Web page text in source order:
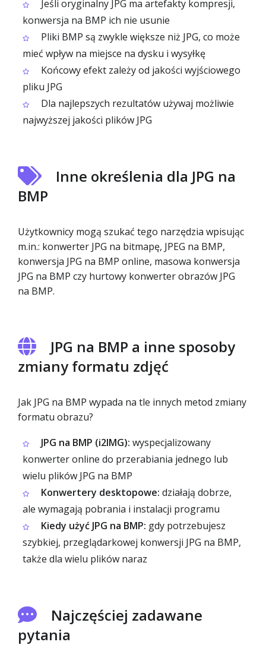
Jeśli oryginalny JPG ma artefakty kompresji,
konwersja na BMP ich nie usunie
Pliki BMP są zwykle większe niż JPG, co może
mieć wpływ na miejsce na dysku i wysyłkę
Końcowy efekt zależy od jakości wyjściowego
pliku JPG
Dla najlepszych rezultatów używaj możliwie
najwyższej jakości plików JPG
Inne określenia dla JPG na
BMP
Użytkownicy mogą szukać tego narzędzia wpisując
m.in.: konwerter JPG na bitmapę, JPEG na BMP,
konwersja JPG na BMP online, masowa konwersja
JPG na BMP czy hurtowy konwerter obrazów JPG
na BMP.
JPG na BMP a inne sposoby
zmiany formatu zdjęć
Jak JPG na BMP wypada na tle innych metod zmiany
formatu obrazu?
JPG na BMP (i2IMG): wyspecjalizowany
konwerter online do przerabiania jednego lub
wielu plików JPG na BMP
Konwertery desktopowe: działają dobrze,
ale wymagają pobrania i instalacji programu
Kiedy użyć JPG na BMP: gdy potrzebujesz
szybkiej, przeglądarkowej konwersji JPG na BMP,
także dla wielu plików naraz
Najczęściej zadawane
pytania